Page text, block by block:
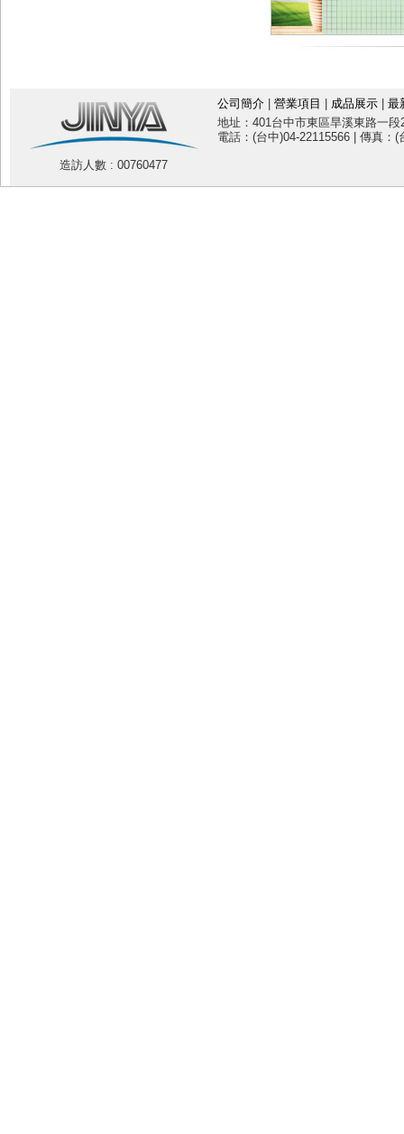
造訪人數 : 00760477
公司簡介 營業項目 成品展示
最
地址：401台中市東區旱溪東路一
電話：(台中)04-22115566 | 傳真：(